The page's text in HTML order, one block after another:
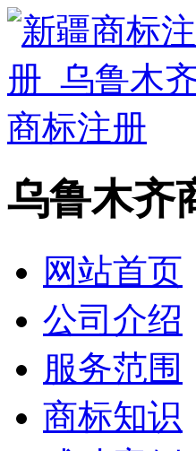
乌鲁木齐
网站首页
公司介绍
服务范围
商标知识